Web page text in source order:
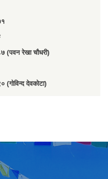
रेखा चौधरी)
देवकोटा)